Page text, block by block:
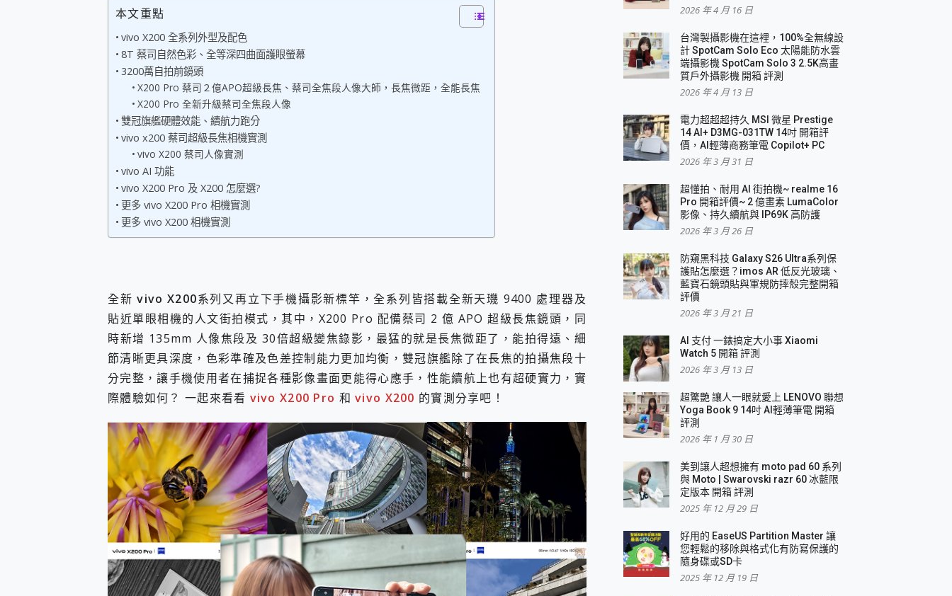
您的專屬AI 助手 Yoga Slim 7 Aura Edition 觸控AI筆電 開箱 評測
realme 14 Pro 超硬軍規、冰感變色實測，realme 14 5G 遊戲戰鬥值爆表，效能x娛樂全都要！
iPhone、Apple Watch、AirPods耳機 三個設備充電一起搞定 ONPRO MagReact™ M3 3 in 1可攜摺疊無線充電器 開箱 評測
動靜皆宜「HUAWEI FreeArc」開放式耳掛耳機，無感配戴! 超穩超服貼，音質、通話也很優質
好玩好拍 vivo V50 ~ 口袋裡的 Zeiss 潮流攝影棚!
25種洗烘模式一機搞定! Roborock 衣莉莎白 H1 Neo分子篩洗脫烘 AI 滾筒洗衣機
給 MSI Claw 系列電競掌機 最完美的家 MSI Nest Docking Station 掌機專屬擴充底座 開箱 評測
B&O 精品級音響! Home+ 中嘉寬頻 SoundBox 劇院串流盒 開箱 評測
2億 APO蔡司長焦神機降臨~ vivo X200 Pro、vivo X200 就是這麼好拍
EaseUS Vocal Remover 免費線上去聲器一鍵去除人聲 人聲 音樂分離 2024 消除人聲推薦
3 個超值 MHN 飛人工具分享~~ iToolab AnyGo 魔物獵人 Now飛人 ios教學 不出門也可以到處走
小體積 40000mAh 超大容量 一次充5個設備 充好充滿 CUKTECH 酷態科 300W 微型充電站 開箱 評測
97.3% 恢復率，資料救援就是這麼簡單 EaseUS Data Recovery Wizard Free 18.0.0 業界最好的資料救援軟體
磁碟系統大風吹 有了 磁碟管理程式 EaseUS Partition Master 就是這麼簡單
全新 SONY Xperia 1 VI 開箱! 相機實測! 長焦覆蓋更遠更清晰、2日長續航、頂尖影音娛樂效能~
Xiaomi 14 Ultra 開箱 評測~ 有深度的 Leica 影像旗艦手機! 加碼小旗艦 Xiaomi 14 開箱 評測
人像旗艦 vivo V30 系列 開箱 評測! 首搭蔡司光學鏡頭、攝影棚級柔光環、拍攝功能最好玩的美拍神機 vivo V30 Pro
多個願望一次滿足 超強散熱 微星 MSI Claw A1M-026TW 電競掌機 開箱 評測
一吸完美對位 擁有超強吸力與超好用的隱磁支架 O-ONE MAG 最會吸的行動電源 開箱 評測
OPPO 哈蘇 300mm 專業增距鏡實測：Find X9 Ultra 光學長焦隨手拍，紀錄生活就是這麼簡單
Motorola edge 70 pro 及 moto g37 power上市，登錄在送飛利浦氣炸鍋
近八千元的 Soundcore Liberty 5 Pro Max，有螢幕的耳機會是智商稅嗎?
ASUS Pad 全面應援 Me Time，加碼愛奇藝黃金雙周卡體驗，專案價最低 NT$0 起
本文重點
vivo X200 全系列外型及配色
8T 蔡司自然色彩、全等深四曲面護眼螢幕
3200萬自拍前鏡頭
X200 Pro 蔡司２億APO超級長焦、蔡司全焦段人像大師，長焦微距，全能長焦
X200 Pro 全新升級蔡司全焦段人像
雙冠旗艦硬體效能、續航力跑分
vivo x200 蔡司超級長焦相機實測
vivo X200 蔡司人像實測
vivo AI 功能
vivo X200 Pro 及 X200 怎麼選?
更多 vivo X200 Pro 相機實測
更多 vivo X200 相機實測
全新 vivo X200系列又再立下手機攝影新標竿，全系列皆搭載全新天璣 9400 處理器及
貼近單眼相機的人文街拍模式，其中，X200 Pro 配備蔡司 2 億 APO 超級長焦鏡頭，同
時新增 135mm 人像焦段及 30倍超級變焦錄影，最猛的就是長焦微距了，能拍得遠、細
節清晰更具深度，色彩準確及色差控制能力更加均衡，雙冠旗艦除了在長焦的拍攝焦段十
分完整，讓手機使用者在捕捉各種影像畫面更能得心應手，性能續航上也有超硬實力，實
際體驗如何？ 一起來看看 vivo X200 Pro 和 vivo X200 的實測分享吧！
2026 年 4 月 16 日
台灣製攝影機在這裡，100%全無線設
計 SpotCam Solo Eco 太陽能防水雲
端攝影機 SpotCam Solo 3 2.5K高畫
質戶外攝影機 開箱 評測
2026 年 4 月 13 日
電力超超超持久 MSI 微星 Prestige
14 AI+ D3MG-031TW 14吋 開箱評
價，AI輕薄商務筆電 Copilot+ PC
2026 年 3 月 31 日
超懂拍、耐用 AI 街拍機~ realme 16
Pro 開箱評價~ 2 億畫素 LumaColor
影像、持久續航與 IP69K 高防護
2026 年 3 月 26 日
防窺黑科技 Galaxy S26 Ultra系列保
護貼怎麼選？imos AR 低反光玻璃、
藍寶石鏡頭貼與軍規防摔殼完整開箱
評價
2026 年 3 月 21 日
AI 支付 一錶搞定大小事 Xiaomi
Watch 5 開箱 評測
2026 年 3 月 13 日
超驚艷 讓人一眼就愛上 LENOVO 聯想
Yoga Book 9 14吋 AI輕薄筆電 開箱
評測
2026 年 1 月 30 日
美到讓人超想擁有 moto pad 60 系列
與 Moto | Swarovski razr 60 冰藍限
定版本 開箱 評測
2025 年 12 月 29 日
好用的 EaseUS Partition Master 讓
您輕鬆的移除與格式化有防寫保護的
隨身碟或SD卡
2025 年 12 月 19 日